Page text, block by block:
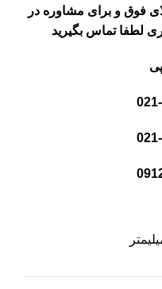
فوق و برای مشاوره در
لطفا تماس بگیرید